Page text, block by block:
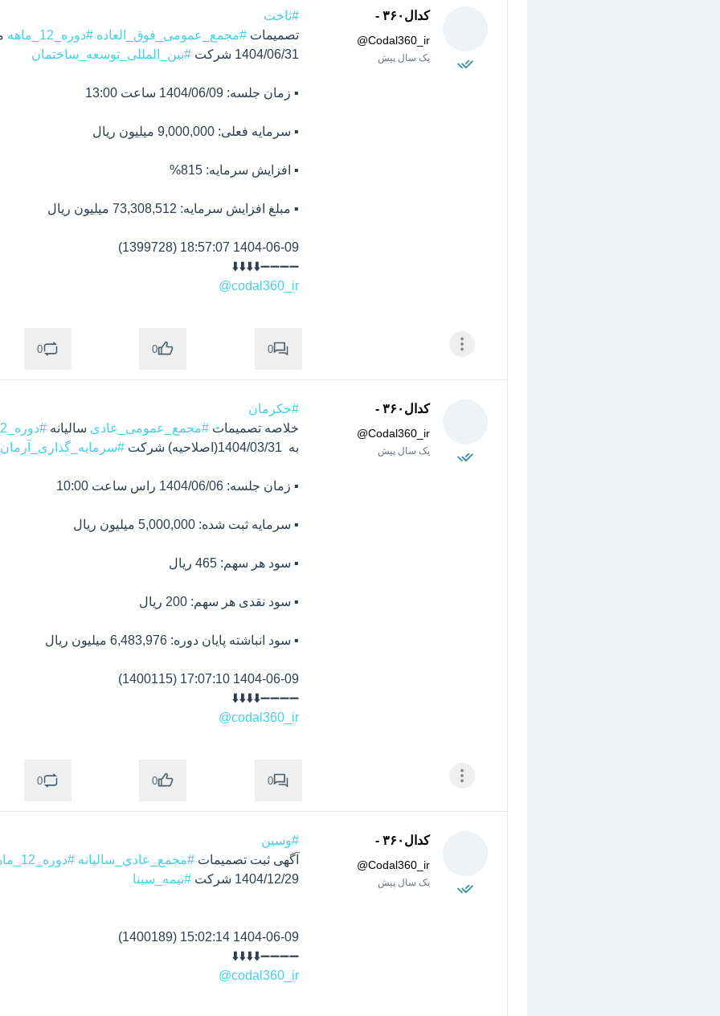
کدال۳۶۰ -
@Codal360_ir
یک سال پیش
#ثاخت
تصمیمات #مجمع_عمومی_فوق_العاده #دوره_12_ماهه
1404/06/31 شرکت
#بین_المللی_توسعه_ساختمان
➖➖➖➖⬇️⬇️⬇️⬇️
@codal360_ir
0
0
0
کدال۳۶۰ -
@Codal360_ir
یک سال پیش
#خکرمان
خلاصه تصمیمات #مجمع_عمومی_عادی سالیانه #دوره_12_ماهه
به  1404/03/31(اصلاحیه) شرکت
➖➖➖➖⬇️⬇️⬇️⬇️
@codal360_ir
0
0
0
کدال۳۶۰ -
@Codal360_ir
یک سال پیش
#وسین
آگهی ثبت تصمیمات #مجمع_عادی_سالیانه #دوره_12_ماهه
1404/12/29 شرکت
#بیمه_سینا
➖➖➖➖⬇️⬇️⬇️⬇️
@codal360_ir